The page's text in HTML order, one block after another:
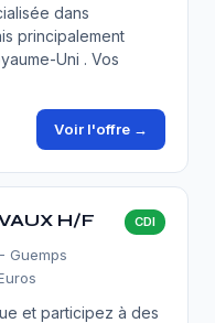
dans
principalement
Uni . Vos
Voir l'offre →
H/F CDI
Guemps
et participez à des